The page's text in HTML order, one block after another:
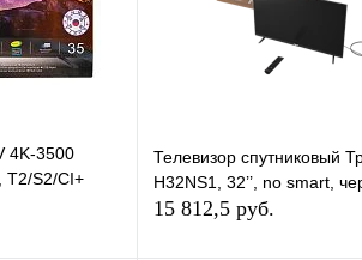
4K-3500
T2/S2/CI+
Телевизор спутниковый
H32NS1, 32’’, no smart,
15 812,5 руб.